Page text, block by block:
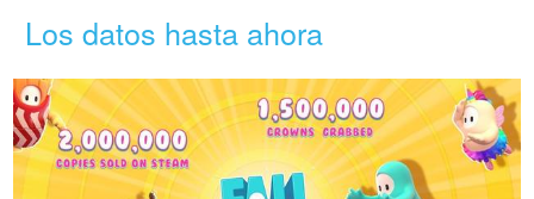
Los datos hasta ahora